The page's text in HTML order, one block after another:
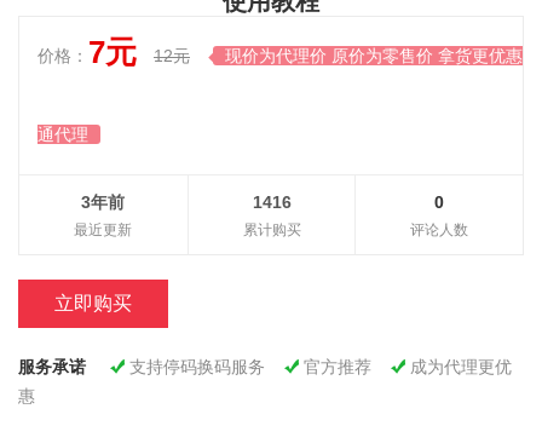
价格： 7元 12元  现价为代理价 原价为零售价 拿货更优惠开
通代理
0
评论人数
1416
累计购买
3年前
最近更新
立即购买
服务承诺  支持停码换码服务  官方推荐  成为代理更优
惠